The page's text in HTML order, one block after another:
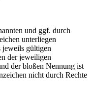
und ggf. durch
unterliegen
jeweils gültigen
der jeweiligen
der bloßen Nennung ist
nicht durch Rechte